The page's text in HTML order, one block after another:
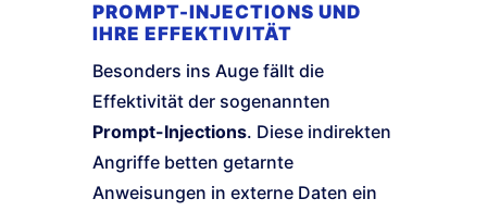
PROMPT-INJECTIONS UND
IHRE EFFEKTIVITÄT
Besonders ins Auge fällt die
Effektivität der sogenannten
Prompt-Injections. Diese indirekten
Angriffe betten getarnte
Anweisungen in externe Daten ein